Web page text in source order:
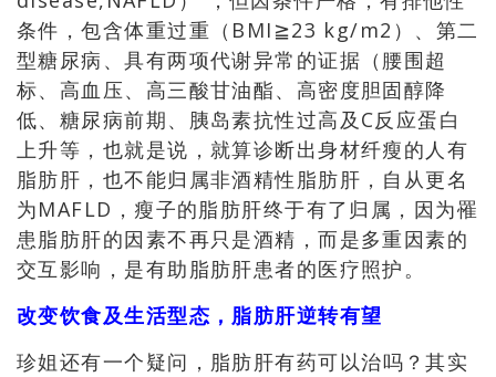
条件，包含体重过重（BMI≧23 kg/m2）、第二
型糖尿病、具有两项代谢异常的证据（腰围超
标、高血压、高三酸甘油酯、高密度胆固醇降
低、糖尿病前期、胰岛素抗性过高及C反应蛋白
上升等，也就是说，就算诊断出身材纤瘦的人有
脂肪肝，也不能归属非酒精性脂肪肝，自从更名
为MAFLD，瘦子的脂肪肝终于有了归属，因为罹
患脂肪肝的因素不再只是酒精，而是多重因素的
交互影响，是有助脂肪肝患者的医疗照护。
改变饮食及生活型态，脂肪肝逆转有望
珍姐还有一个疑问 ， 脂肪肝有药可以治吗 ？其实